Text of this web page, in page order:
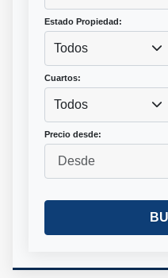
Estado Propiedad:
Todos
Cuartos:
Todos
Precio desde: